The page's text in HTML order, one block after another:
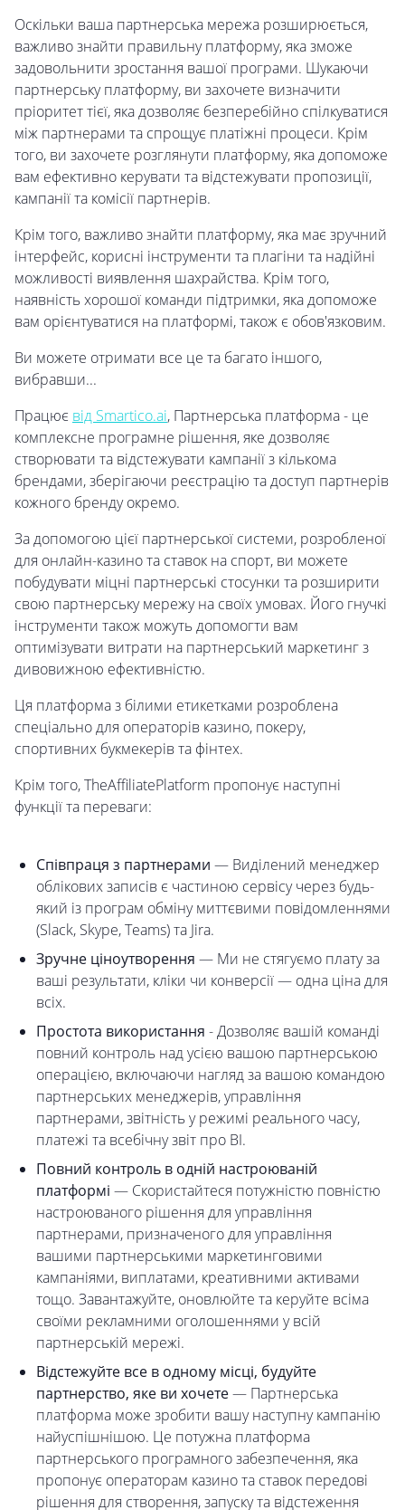
Оскільки ваша партнерська мережа розширюється,
важливо знайти правильну платформу, яка зможе
задовольнити зростання вашої програми. Шукаючи
партнерську платформу, ви захочете визначити
пріоритет тієї, яка дозволяє безперебійно спілкуватися
між партнерами та спрощує платіжні процеси. Крім
того, ви захочете розглянути платформу, яка допоможе
вам ефективно керувати та відстежувати пропозиції,
кампанії та комісії партнерів.
Крім того, важливо знайти платформу, яка має зручний
інтерфейс, корисні інструменти та плагіни та надійні
можливості виявлення шахрайства. Крім того,
наявність хорошої команди підтримки, яка допоможе
вам орієнтуватися на платформі, також є обов'язковим.
Ви можете отримати все це та багато іншого,
вибравши...
Працює від Smartico.ai, Партнерська платформа - це
комплексне програмне рішення, яке дозволяє
створювати та відстежувати кампанії з кількома
брендами, зберігаючи реєстрацію та доступ партнерів
кожного бренду окремо.
За допомогою цієї партнерської системи, розробленої
для онлайн-казино та ставок на спорт, ви можете
побудувати міцні партнерські стосунки та розширити
свою партнерську мережу на своїх умовах. Його гнучкі
інструменти також можуть допомогти вам
оптимізувати витрати на партнерський маркетинг з
дивовижною ефективністю.
Ця платформа з білими етикетками розроблена
спеціально для операторів казино, покеру,
спортивних букмекерів та фінтех.
Крім того, TheAffiliatePlatform пропонує наступні
функції та переваги:
Співпраця з партнерами — Виділений менеджер
облікових записів є частиною сервісу через будь-
який із програм обміну миттєвими повідомленнями
(Slack, Skype, Teams) та Jira.
Зручне ціноутворення — Ми не стягуємо плату за
ваші результати, кліки чи конверсії — одна ціна для
всіх.
Простота використання - Дозволяє вашій команді
повний контроль над усією вашою партнерською
операцією, включаючи нагляд за вашою командою
партнерських менеджерів, управління
партнерами, звітність у режимі реального часу,
платежі та всебічну звіт про BI.
Повний контроль в одній настроюваній
платформі — Скористайтеся потужністю повністю
настроюваного рішення для управління
партнерами, призначеного для управління
вашими партнерськими маркетинговими
кампаніями, виплатами, креативними активами
тощо. Завантажуйте, оновлюйте та керуйте всіма
своїми рекламними оголошеннями у всій
партнерській мережі.
Відстежуйте все в одному місці, будуйте
партнерство, яке ви хочете— Партнерська
платформа може зробити вашу наступну кампанію
найуспішнішою. Це потужна платформа
партнерського програмного забезпечення, яка
пропонує операторам казино та ставок передові
рішення для створення, запуску та відстеження